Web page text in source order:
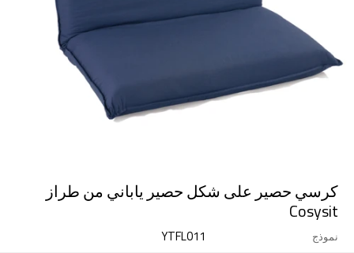
كرسي حصير على شكل حصير ياباني من طراز
Cosysit
نموذج YTFL011